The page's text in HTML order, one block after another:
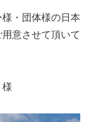
・団体様の日本
意させて頂いて